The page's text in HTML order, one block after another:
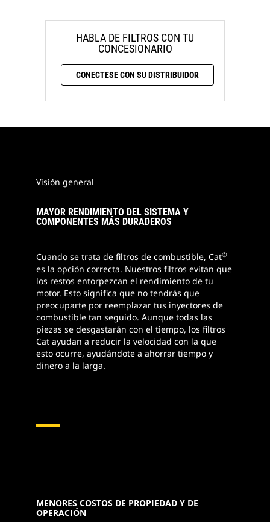
HABLA DE FILTROS CON TU
CONCESIONARIO
CONECTESE CON SU DISTRIBUIDOR
Visión general
MAYOR RENDIMIENTO DEL SISTEMA Y
COMPONENTES MÁS DURADEROS
Cuando se trata de filtros de combustible, Cat®
es la opción correcta. Nuestros filtros evitan que
los restos entorpezcan el rendimiento de tu
motor. Esto significa que no tendrás que
preocuparte por reemplazar tus inyectores de
combustible tan seguido. Aunque todas las
piezas se desgastarán con el tiempo, los filtros
Cat ayudan a reducir la velocidad con la que
esto ocurre, ayudándote a ahorrar tiempo y
dinero a la larga.
MENORES COSTOS DE PROPIEDAD Y DE
OPERACIÓN